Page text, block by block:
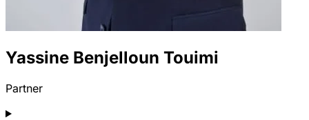
Yassine Benjelloun Touimi
Partner